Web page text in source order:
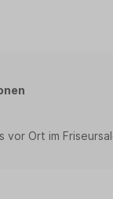
vor Ort im